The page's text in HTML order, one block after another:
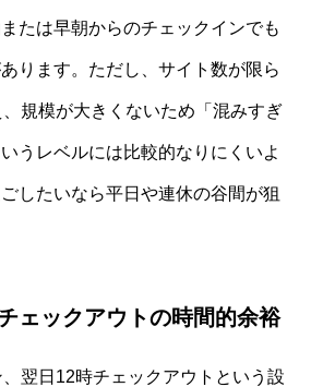
たは早朝からのチェックインでも
ります。ただし、サイト数が限ら
規模が大きくないため「混みすぎ
うレベルには比較的なりにくいよ
したいなら平日や連休の谷間が狙
ェックアウトの時間的余裕
翌日12時チェックアウトという設